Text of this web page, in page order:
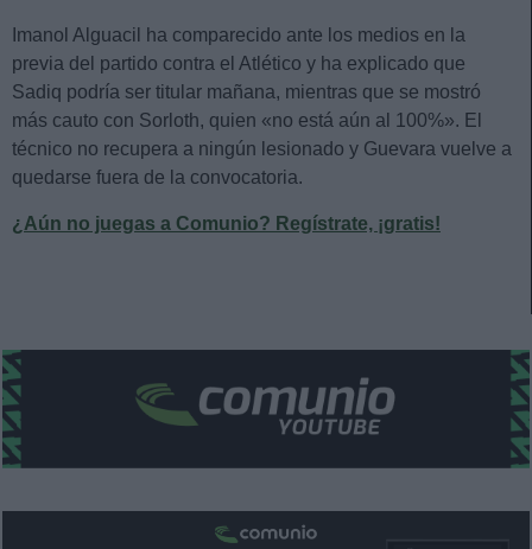
Imanol Alguacil ha comparecido ante los medios en la
previa del partido contra el Atlético y ha explicado que
Sadiq podría ser titular mañana, mientras que se mostró
más cauto con Sorloth, quien «no está aún al 100%». El
técnico no recupera a ningún lesionado y Guevara vuelve a
quedarse fuera de la convocatoria.
¿Aún no juegas a Comunio? Regístrate, ¡gratis!